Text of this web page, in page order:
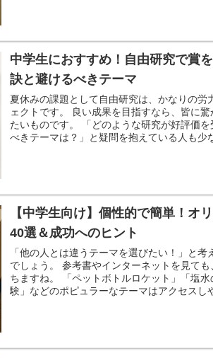
中学生におすすめ！自由研究で賞
訣と避けるべきテーマ
夏休みの課題として自由研究は、かなりの労
ェクトです。 良い成果を目指すなら、皆に
たいものです。 「どのような研究が好評価
べきテーマは？」と疑問を抱えている人も少
【中学生向け】個性的で簡単！オ
40選＆成功へのヒント
「他の人とは違うテーマを選びたい！」と
でしょう。 参考書やインターネットを見て
ちますね。 「ペットボトルロケット」「塩
験」などのポピュラーなテーマはアクセスし